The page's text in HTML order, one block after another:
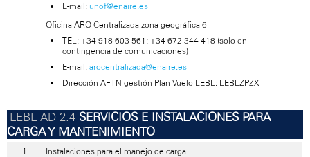
E-mail: unof@enaire.es
Oficina ARO Centralizada zona geográfica 6
TEL: +34-918 603 561; +34-672 344 418 (solo en
contingencia de comunicaciones)
E-mail: arocentralizada@enaire.es
Dirección AFTN gestión Plan Vuelo LEBL: LEBLZPZX
SERVICIOS E INSTALACIONES PARA
CARGA Y MANTENIMIENTO
Instalaciones para el manejo de carga